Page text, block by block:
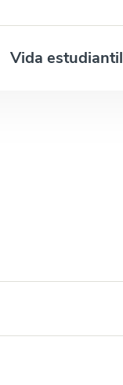
Vida estudiantil